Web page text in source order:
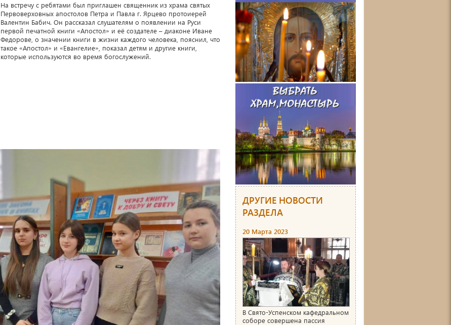
На встречу с ребятами был приглашен священник из храма святых
Первоверховных апостолов Петра и Павла г. Ярцево протоиерей
Валентин Бабич. Он рассказал слушателям о появлении на Руси
первой печатной книги «Апостол» и её создателе – диаконе Иване
Федорове, о значении книги в жизни каждого человека, пояснил, что
такое «Апостол» и «Евангелие», показал детям и другие книги,
которые используются во время богослужений.
ДРУГИЕ НОВОСТИ
РАЗДЕЛА
20 Марта 2023
В Свято-Успенском кафедральном
соборе совершена пассия